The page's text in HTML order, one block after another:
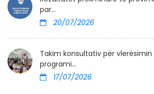
par...
20/07/2026
Takim konsultativ për
programi...
17/07/2026